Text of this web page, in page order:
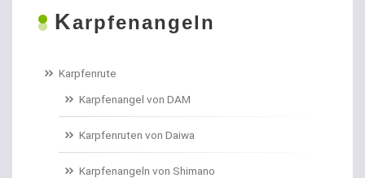
Boilies
Brandungs- / Weitwurfrollen
Karpfenangeln
Karpfenrute
Karpfenangel von DAM
Karpfenruten von Daiwa
Karpfenangeln von Shimano